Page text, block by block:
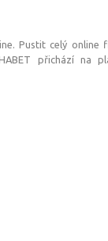
Pustit celý online
přichází na